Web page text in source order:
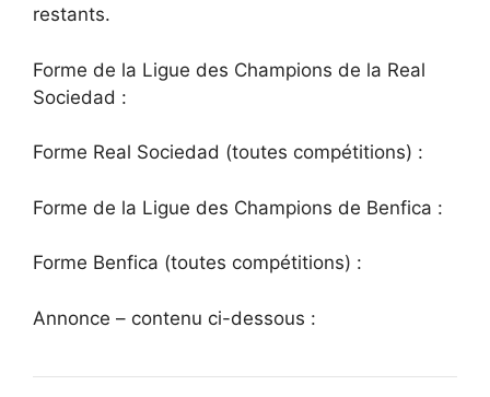
restants.
Forme de la Ligue des Champions de la Real
Sociedad :
Forme Real Sociedad (toutes compétitions) :
Forme de la Ligue des Champions de Benfica :
Forme Benfica (toutes compétitions) :
Annonce – contenu ci-dessous :